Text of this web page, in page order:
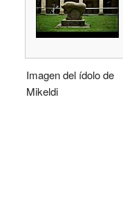
Imagen del ídolo de
Mikeldi